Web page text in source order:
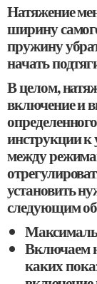
Натяжение
ширину
пружину
начать
В целом,
включение и
инструкции к
между
установить
следующим
Включаем
каких